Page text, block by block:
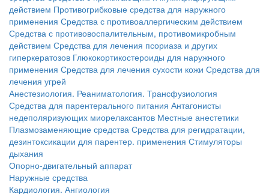
действием Противогрибковые средства для наружного
применения Средства с противоаллергическим действием
Средства с противовоспалительным, противомикробным
действием Средства для лечения псориаза и других
гиперкератозов Глюкокортикостероиды для наружного
применения Средства для лечения сухости кожи Средства для
лечения угрей
Анестезиология. Реаниматология. Трансфузиология
Средства для парентерального питания Антагонисты
недеполяризующих миорелаксантов Местные анестетики
Плазмозаменяющие средства Средства для регидратации,
дезинтоксикации для парентер. применения Стимуляторы
дыхания
Опорно-двигательный аппарат
Наружные средства
Кардиология. Ангиология